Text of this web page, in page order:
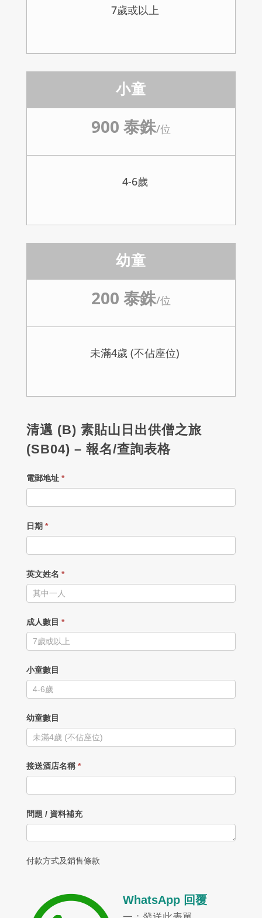
7歲或以上
小童
900 泰銖/位
4-6歲
幼童
200 泰銖/位
未滿4歲 (不佔座位)
清邁 (B) 素貼山日出供僧之旅
(SB04) – 報名/查詢表格
電郵地址 *
日期 *
英文姓名 *
成人數目 *
小童數目
幼童數目
接送酒店名稱 *
問題 / 資料補充
付款方式及銷售條款
WhatsApp 回覆